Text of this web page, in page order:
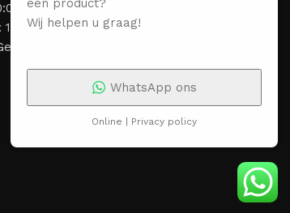
– 18:00
– 18:00
een product?
Wij helpen u graag!
WhatsApp ons
Online | Privacy policy